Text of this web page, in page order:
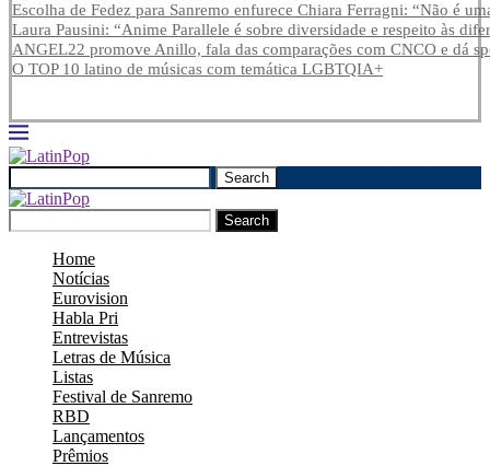
Escolha de Fedez para Sanremo enfurece Chiara Ferragni: “Não é
Laura Pausini: “Anime Parallele é sobre diversidade e respeito às
ANGEL22 promove Anillo, fala das comparações com CNCO e dá
O TOP 10 latino de músicas com temática LGBTQIA+
Search
Search
Home
Notícias
Eurovision
Habla Pri
Entrevistas
Letras de Música
Listas
Festival de Sanremo
RBD
Lançamentos
Prêmios